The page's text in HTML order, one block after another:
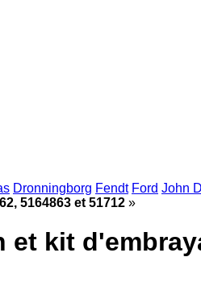
Dronningborg Fendt Ford John
5164863 et 51712 »
kit